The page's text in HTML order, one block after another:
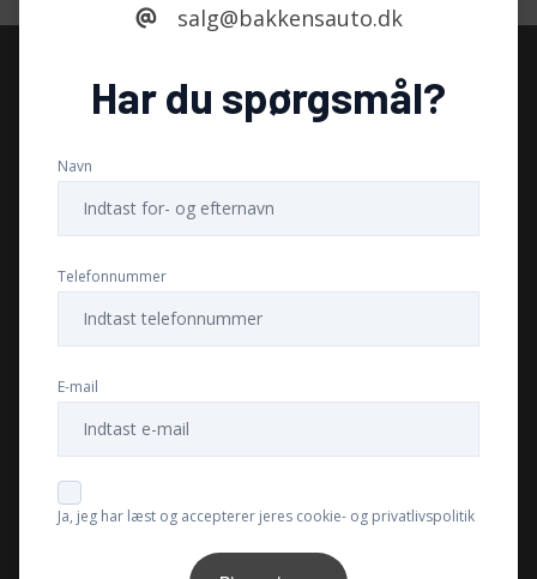
salg@bakkensauto.dk
Har du spørgsmål?
Navn
Telefonnummer
E-mail
Ja, jeg har læst og accepterer jeres cookie- og privatlivspolitik